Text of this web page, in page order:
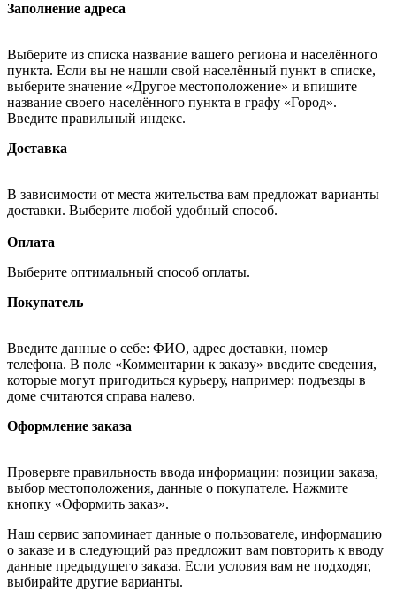
Заполнение адреса
Выберите из списка название вашего региона и населённого
пункта. Если вы не нашли свой населённый пункт в списке,
выберите значение «Другое местоположение» и впишите
название своего населённого пункта в графу «Город».
Введите правильный индекс.
Доставка
В зависимости от места жительства вам предложат варианты
доставки. Выберите любой удобный способ.
Оплата
Выберите оптимальный способ оплаты.
Покупатель
Введите данные о себе: ФИО, адрес доставки, номер
телефона. В поле «Комментарии к заказу» введите сведения,
которые могут пригодиться курьеру, например: подъезды в
доме считаются справа налево.
Оформление заказа
Проверьте правильность ввода информации: позиции заказа,
выбор местоположения, данные о покупателе. Нажмите
кнопку «Оформить заказ».
Наш сервис запоминает данные о пользователе, информацию
о заказе и в следующий раз предложит вам повторить к вводу
данные предыдущего заказа. Если условия вам не подходят,
выбирайте другие варианты.